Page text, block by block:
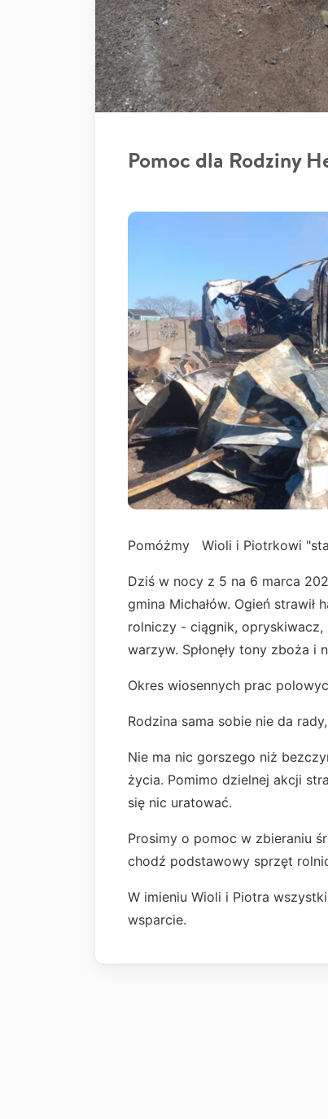
Pomoc dla Rodziny
Pomóżmy Wioli i Piotrkowi
Dziś w nocy z 5 na 6 marca
gmina Michałów. Ogień
rolniczy - ciągnik,
warzyw. Spłonęły tony zboża i
Okres wiosennych prac
Rodzina sama sobie nie da
Nie ma nic gorszego niż
życia. Pomimo dzielnej akcji
się nic uratować.
Prosimy o pomoc w zbieraniu
chodź podstawowy sprzęt
W imieniu Wioli i Piotra
wsparcie.